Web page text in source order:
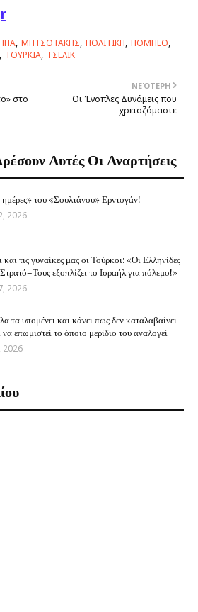
ΜΗΤΣΟΤΑΚΗΣ ΠΟΛΙΤΙΚΗ ΠΟΜΠΕΟ
ΤΟΥΡΚΙΑ ΤΣΕΛΙΚ
ΝΕΌΤΕΡΗ
Οι Ένοπλες Δυνάμεις που
χρειαζόμαστε
στο
Αυτές Οι Αναρτήσεις
του «Σουλτάνου» Ερντογάν!
2026
τις γυναίκες μας οι Τούρκοι: «Οι Ελληνίδες
εξοπλίζει το Ισραήλ για πόλεμο!»
2026
τα υπομένει και κάνει πως δεν καταλαβαίνει–
επωμιστεί το όποιο μερίδιο του αναλογεί
2026